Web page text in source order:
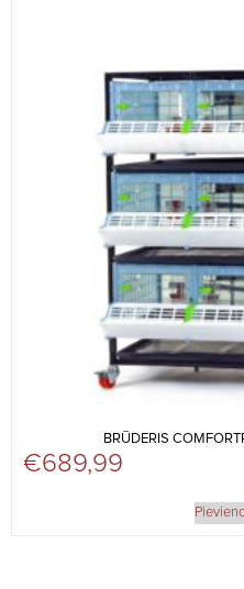
BRŪDERIS
€689,99